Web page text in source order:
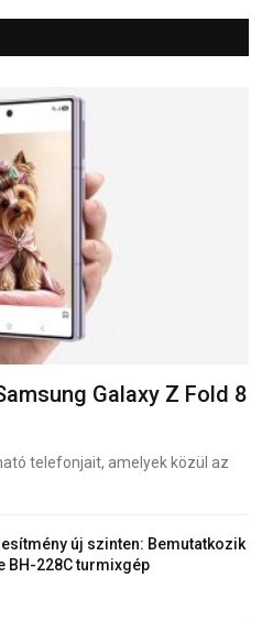
Galaxy Z Fold 8
telefonjait, amelyek közül az
új szinten: Bemutatkozik
BH-228C turmixgép